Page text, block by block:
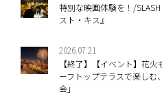
特別な映画体験を！/
スト・キス』
2026.07.21
【終了】【イベント】花
ーフトップテラスで楽し
会」